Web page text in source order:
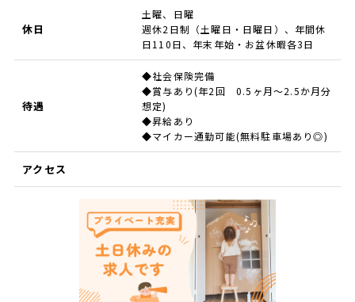
休日
土曜、日曜
週休2日制（土曜日・日曜日）、年間休
日110日、年末年始・お盆休暇各3日
待遇
◆社会保険完備
◆賞与あり(年2回 0.5ヶ月～2.5か月分
想定)
◆昇給あり
◆マイカー通勤可能(無料駐車場あり◎)
アクセス